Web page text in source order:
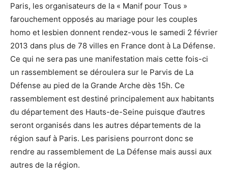
Paris, les organisateurs de la « Manif pour Tous »
farouchement opposés au mariage pour les couples
homo et lesbien donnent rendez-vous le samedi 2 février
2013 dans plus de 78 villes en France dont à La Défense.
Ce qui ne sera pas une manifestation mais cette fois-ci
un rassemblement se déroulera sur le Parvis de La
Défense au pied de la Grande Arche dès 15h. Ce
rassemblement est destiné principalement aux habitants
du département des Hauts-de-Seine puisque d’autres
seront organisés dans les autres départements de la
région sauf à Paris. Les parisiens pourront donc se
rendre au rassemblement de La Défense mais aussi aux
autres de la région.